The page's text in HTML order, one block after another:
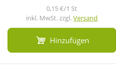
0,15 €/1 St
inkl. MwSt. zzgl.Versand
Hinzufügen